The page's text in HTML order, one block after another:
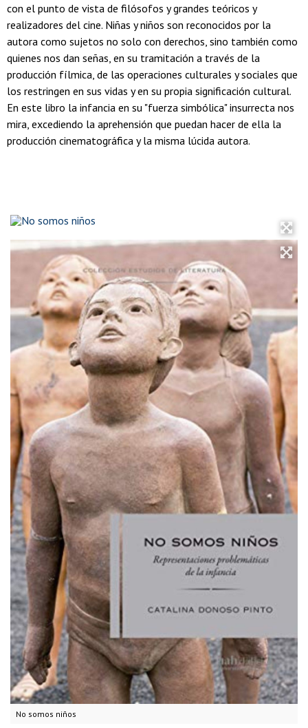
No somos niños
con el punto de vista de filósofos y grandes teóricos y
realizadores del cine. Niñas y niños son reconocidos por la
autora como sujetos no solo con derechos, sino también como
quienes nos dan señas, en su tramitación a través de la
producción fílmica, de las operaciones culturales y sociales que
los restringen en sus vidas y en su propia significación cultural.
En este libro la infancia en su "fuerza simbólica" insurrecta nos
mira, excediendo la aprehensión que puedan hacer de ella la
producción cinematográfica y la misma lúcida autora.